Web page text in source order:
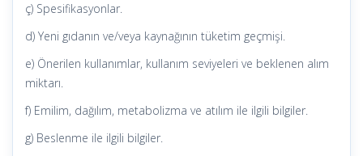
ç) Spesifikasyonlar.
d) Yeni gıdanın ve/veya kaynağının tüketim geçmişi.
e) Önerilen kullanımlar, kullanım seviyeleri ve beklenen alım
miktarı.
f) Emilim, dağılım, metabolizma ve atılım ile ilgili bilgiler.
g) Beslenme ile ilgili bilgiler.